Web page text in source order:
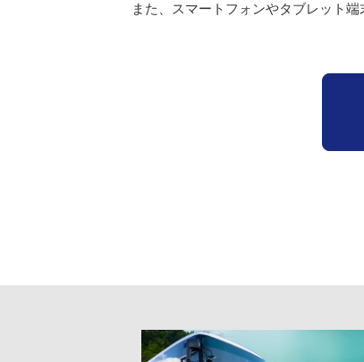
また、スマートフォンやタブレット